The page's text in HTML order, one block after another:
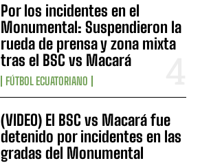
Por los incidentes en el
Monumental: Suspendieron la
rueda de prensa y zona mixta
tras el BSC vs Macará
FÚTBOL ECUATORIANO
(VIDEO) El BSC vs Macará fue
detenido por incidentes en las
gradas del Monumental